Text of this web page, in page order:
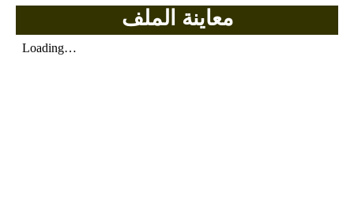
بحوث اللغة الفرنسيةمعاينة الملف